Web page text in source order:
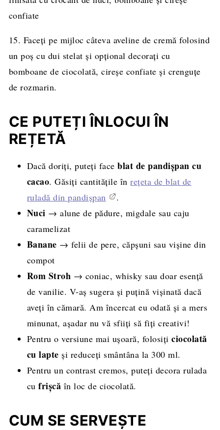
15. Faceți pe mijloc câteva aveline de cremă folosind
un poș cu dui stelat și opțional decorați cu
bomboane de ciocolată, cireșe confiate și crenguțe
de rozmarin.
CE PUTEȚI ÎNLOCUI ÎN
REȚETĂ
Dacă doriți, puteți faceblat de pandișpan cu
cacao. Găsiți cantitățile înrețeta de blat de
ruladă din pandișpan
.
Nuci → alune de pădure, migdale sau caju
caramelizat
Banane → felii de pere, căpșuni sau vișine din
compot
Rom Stroh → coniac, whisky sau doar esență
de vanilie. V-aș sugera și puțină vișinată dacă
aveți în cămară. Am încercat eu odată și a mers
minunat, așadar nu vă sfiiți să fiți creativi!
Pentru o versiune mai ușoară, folosițiciocolată
cu lapte și reduceți smântâna la 300 ml.
Pentru un contrast cremos, puteți decora rulada
cufrișcă în loc de ciocolată.
CUM SE SERVEȘTE